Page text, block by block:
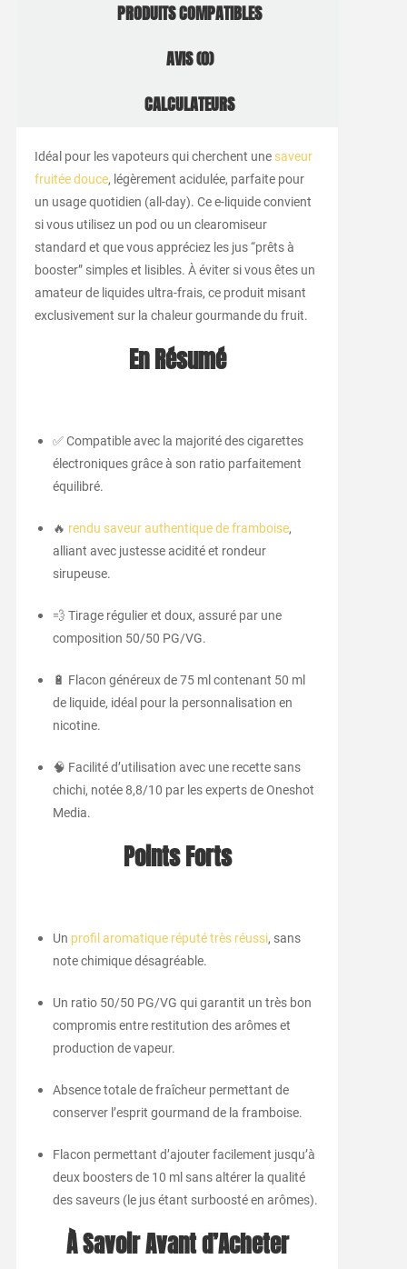
PRODUITS COMPATIBLES
AVIS (0)
CALCULATEURS
Idéal pour les vapoteurs qui cherchent une saveur
fruitée douce, légèrement acidulée, parfaite pour
un usage quotidien (all-day). Ce e-liquide convient
si vous utilisez un pod ou un clearomiseur
standard et que vous appréciez les jus “prêts à
booster” simples et lisibles. À éviter si vous êtes un
amateur de liquides ultra-frais, ce produit misant
exclusivement sur la chaleur gourmande du fruit.
En Résumé
✅ Compatible avec la majorité des cigarettes
électroniques grâce à son ratio parfaitement
équilibré.
🔥 rendu saveur authentique de framboise,
alliant avec justesse acidité et rondeur
sirupeuse.
💨 Tirage régulier et doux, assuré par une
composition 50/50 PG/VG.
🔋 Flacon généreux de 75 ml contenant 50 ml
de liquide, idéal pour la personnalisation en
nicotine.
🧠 Facilité d’utilisation avec une recette sans
chichi, notée 8,8/10 par les experts de Oneshot
Media.
Points Forts
Un profil aromatique réputé très réussi, sans
note chimique désagréable.
Un ratio 50/50 PG/VG qui garantit un très bon
compromis entre restitution des arômes et
production de vapeur.
Absence totale de fraîcheur permettant de
conserver l’esprit gourmand de la framboise.
Flacon permettant d’ajouter facilement jusqu’à
deux boosters de 10 ml sans altérer la qualité
des saveurs (le jus étant surboosté en arômes).
À Savoir Avant d’Acheter